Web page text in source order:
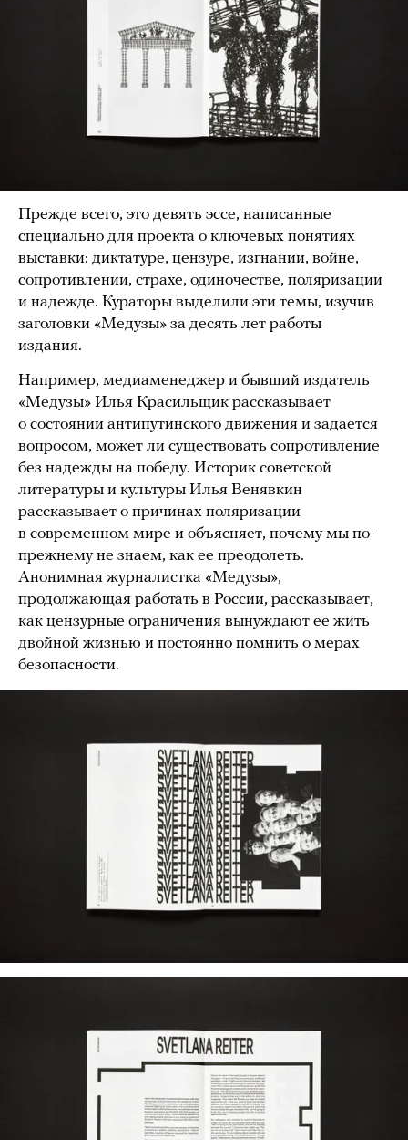
Прежде всего, это девять эссе, написанные
специально для проекта о ключевых понятиях
выставки: диктатуре, цензуре, изгнании, войне,
сопротивлении, страхе, одиночестве, поляризации
и надежде. Кураторы выделили эти темы, изучив
заголовки «Медузы» за десять лет работы
издания.
Например, медиаменеджер и бывший издатель
«Медузы» Илья Красильщик рассказывает
о состоянии антипутинского движения и задается
вопросом, может ли существовать сопротивление
без надежды на победу. Историк советской
литературы и культуры Илья Венявкин
рассказывает о причинах поляризации
в современном мире и объясняет, почему мы по-
прежнему не знаем, как ее преодолеть.
Анонимная журналистка «Медузы»,
продолжающая работать в России, рассказывает,
как цензурные ограничения вынуждают ее жить
двойной жизнью и постоянно помнить о мерах
безопасности.